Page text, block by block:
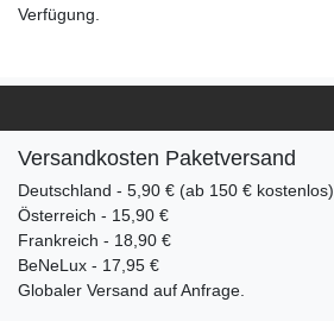
Verfügung.
Versandkosten Paketversand
Deutschland - 5,90 € (ab 150 € kostenlos)
Österreich - 15,90 €
Frankreich - 18,90 €
BeNeLux - 17,95 €
Globaler Versand auf Anfrage.